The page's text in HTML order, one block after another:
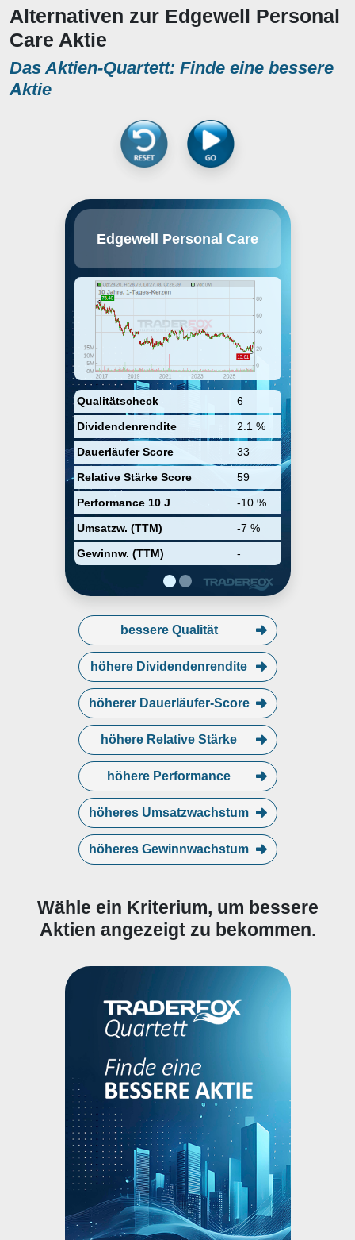
Alternativen zur Edgewell Personal
Care Aktie
Das Aktien-Quartett: Finde eine bessere
Aktie
Edgewell Personal Care
Qualitätscheck
6
Dividendenrendite
2.1 %
Dauerläufer Score
33
Relative Stärke Score
59
Performance 10 J
-10 %
Umsatzw. (TTM)
-7 %
Gewinnw. (TTM)
-
bietet zahlreiche Produkte im
konzentriert sich das
Unternehmen auf die Herstellung
und den Vertrieb von Artikeln aus
Hautpflege, Produkte für Frauen
oder Säuglinge. Zu den Marken
der Edgewell zählen Wilkinson
Sword, Carefree, o.b., Hawaiian
Tropic, Playtex oder Schick.
bessere Qualität
höhere Dividendenrendite
höherer Dauerläufer-Score
höhere Relative Stärke
höhere Performance
höheres Umsatzwachstum
höheres Gewinnwachstum
Wähle ein Kriterium, um bessere
Aktien angezeigt zu bekommen.